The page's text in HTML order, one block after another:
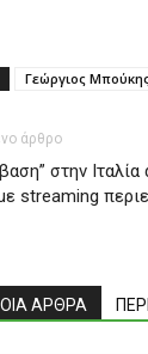
Γεώργιος
άρθρο
στην
streaming
ΑΡΘΡΑ